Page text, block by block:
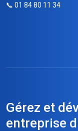
📞 01 84 80 11 34
Gérez et
entreprise